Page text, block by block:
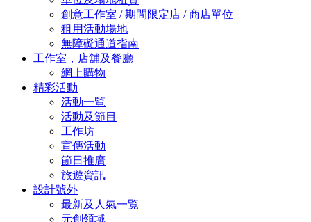
創意工作室 / 期間限定店 / 商店單位
租用活動場地
無障礙通道指南
工作室，店舖及餐廳
網上購物
精彩活動
活動一覧
活動及節目
工作坊
宣傳活動
節日推廣
旅遊資訊
設計號外
最新及人氣一覧
元創領域